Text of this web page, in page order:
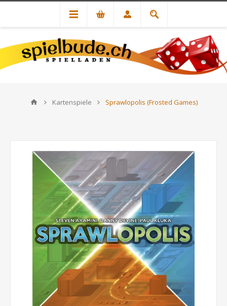
Kartenspiele Sprawlopolis (Frosted Games)